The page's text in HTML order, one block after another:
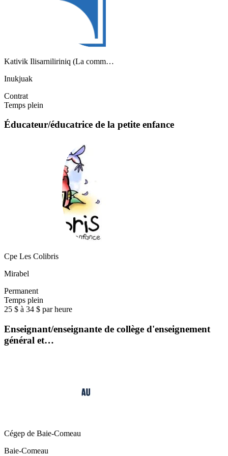
Kativik Ilisarniliriniq (La comm…
Inukjuak
Contrat
Temps plein
Éducateur/éducatrice de la petite enfance
Cpe Les Colibris
Mirabel
Permanent
Temps plein
25 $ à 34 $ par heure
Enseignant/enseignante de collège d'enseignement
général et…
Cégep de Baie-Comeau
Baie-Comeau